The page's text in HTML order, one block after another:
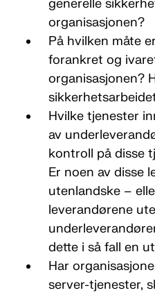
generelle
organisasjonen?
På hvilken måte
forankret og
organisasjonen?
Hvilke tjenester
av
kontroll på disse
Er noen av disse
utenlandske –
leverandørene
dette i så fall en
Har
server-tjenester,